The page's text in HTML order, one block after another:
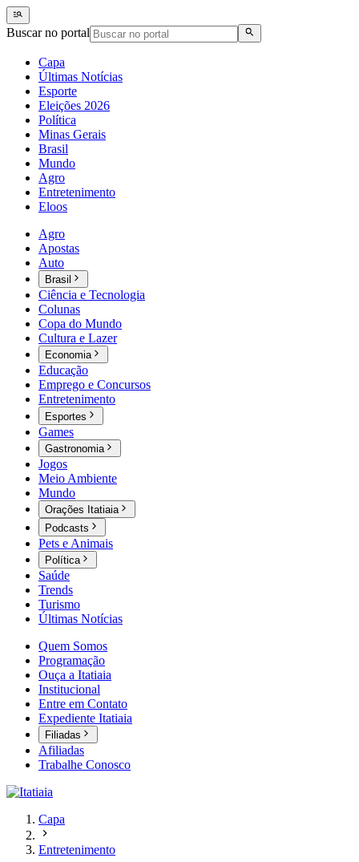
Buscar no portal
Capa
Últimas Notícias
Esporte
Eleições 2026
Política
Minas Gerais
Brasil
Mundo
Agro
Entretenimento
Eloos
Agro
Apostas
Auto
Brasil
Ciência e Tecnologia
Colunas
Copa do Mundo
Cultura e Lazer
Economia
Educação
Emprego e Concursos
Entretenimento
Esportes
Games
Gastronomia
Jogos
Meio Ambiente
Mundo
Orações Itatiaia
Podcasts
Pets e Animais
Política
Saúde
Trends
Turismo
Últimas Notícias
Quem Somos
Programação
Ouça a Itatiaia
Institucional
Entre em Contato
Expediente Itatiaia
Filiadas
Afiliadas
Trabalhe Conosco
Capa
Entretenimento